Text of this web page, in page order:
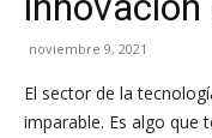
noviembre 9, 2021
El sector de la
imparable. Es algo que